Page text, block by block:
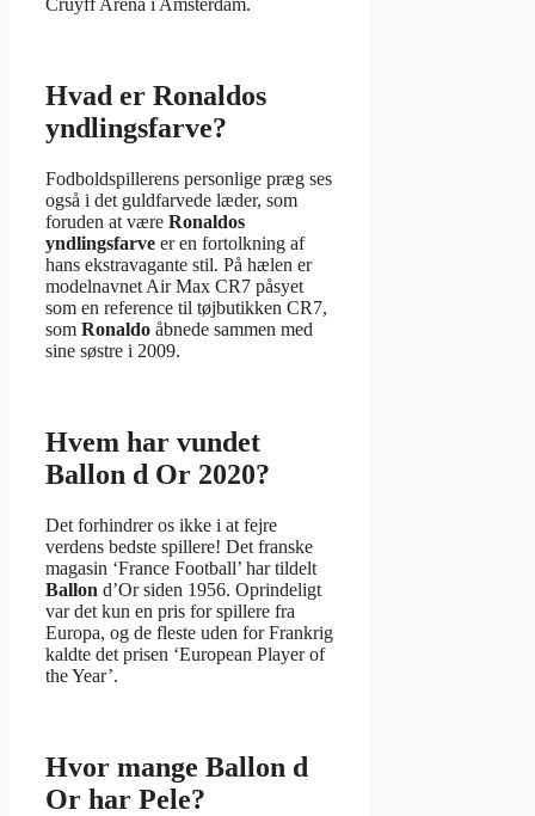
Cruyff Arena i Amsterdam.
Hvad er Ronaldos
yndlingsfarve?
Fodboldspillerens personlige præg ses
også i det guldfarvede læder, som
foruden at være Ronaldos
yndlingsfarve er en fortolkning af
hans ekstravagante stil. På hælen er
modelnavnet Air Max CR7 påsyet
som en reference til tøjbutikken CR7,
som Ronaldo åbnede sammen med
sine søstre i 2009.
Hvem har vundet
Ballon d Or 2020?
Det forhindrer os ikke i at fejre
verdens bedste spillere! Det franske
magasin ‘France Football’ har tildelt
Ballon d’Or siden 1956. Oprindeligt
var det kun en pris for spillere fra
Europa, og de fleste uden for Frankrig
kaldte det prisen ‘European Player of
the Year’.
Hvor mange Ballon d
Or har Pele?